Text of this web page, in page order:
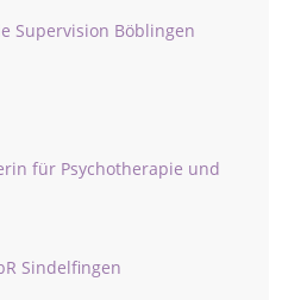
Supervision Böblingen
für Psychotherapie und
Sindelfingen